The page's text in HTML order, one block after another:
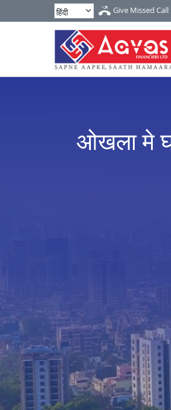
Give Missed
ओखला मे